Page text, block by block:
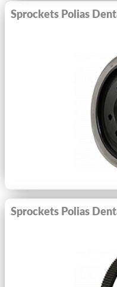
Sprockets Polias
Sprockets Polias